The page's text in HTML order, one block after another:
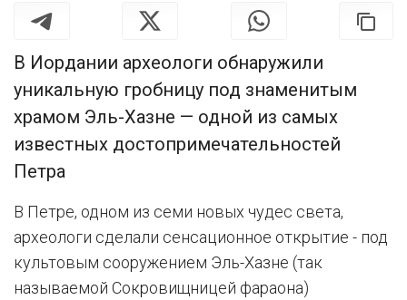
В Иордании археологи обнаружили
уникальную гробницу под знаменитым
храмом Эль-Хазне — одной из самых
известных достопримечательностей
Петра
В Петре, одном из семи новых чудес света,
археологи сделали сенсационное открытие - под
культовым сооружением Эль-Хазне (так
называемой Сокровищницей фараона)